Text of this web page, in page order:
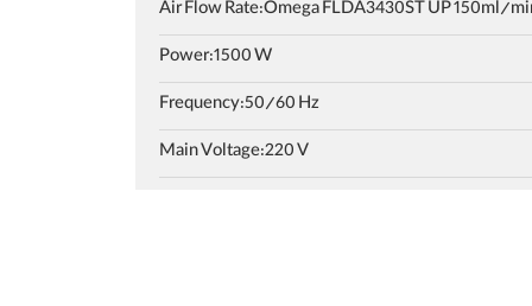
Air Flow Rate:Omega FLDA3430ST UP 150ml/
Power:1500 W
Frequency:50/60 Hz
Main Voltage:220 V